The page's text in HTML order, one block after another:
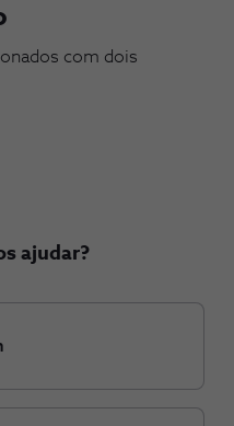
com dois
ajudar?